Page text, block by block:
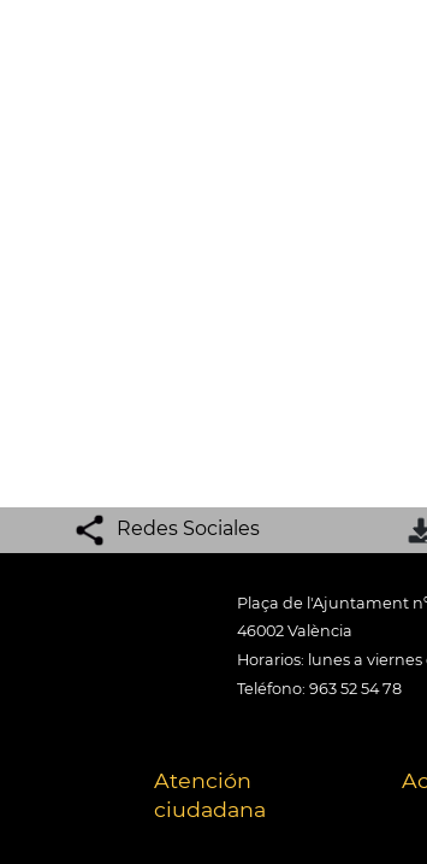
Redes Sociales
Plaça de l'Ajuntament nº
46002 València
Horarios: lunes a viernes
Teléfono: 963 52 54 78
Atención
ciudadana